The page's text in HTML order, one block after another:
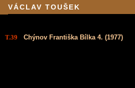
VÁCLAV TOUŠEK
T.39 Chýnov Františka Bílka 4. (1977)